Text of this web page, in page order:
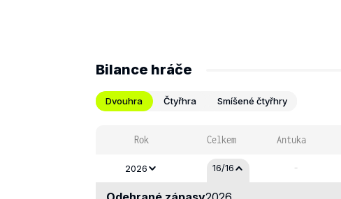
Bilance hráče
Dvouhra Čtyřhra Smíšené čtyřhry
Rok Celkem Antuka
2026 16/16 -